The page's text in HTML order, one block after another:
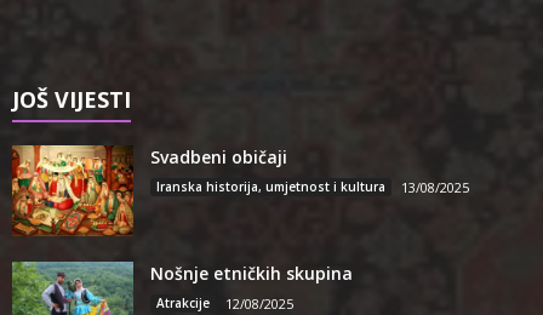
JOŠ VIJESTI
Svadbeni običaji
Iranska historija, umjetnost i kultura 13/08/2025
Nošnje etničkih skupina
Atrakcije 12/08/2025